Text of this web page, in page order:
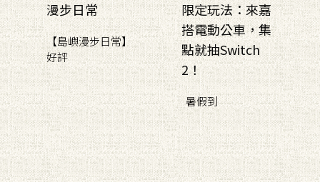
漫步日常
【島嶼漫步日常】
好評
限定玩法：來嘉
搭電動公車，集
點就抽Switch
2！
暑假到